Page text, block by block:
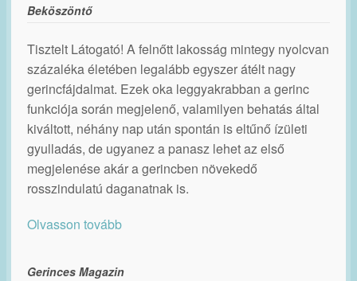
Beköszöntő
Tisztelt Látogató! A felnőtt lakosság mintegy nyolcvan
százaléka életében legalább egyszer átélt nagy
gerincfájdalmat. Ezek oka leggyakrabban a gerinc
funkciója során megjelenő, valamilyen behatás által
kiváltott, néhány nap után spontán is eltűnő ízületi
gyulladás, de ugyanez a panasz lehet az első
megjelenése akár a gerincben növekedő
rosszindulatú daganatnak is.
Olvasson tovább
Gerinces Magazin